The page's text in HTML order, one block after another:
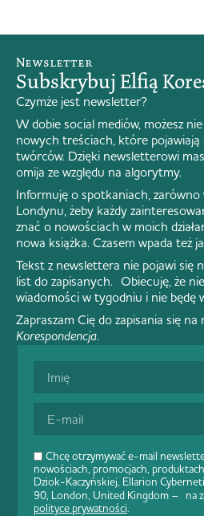
'Mięsny Statek’...
Chcę otrzymywać e-mail
nowościach, promocjach,
Dziok-Kaczyńskiej, Ellarion
90, London, United Kingdom – na
polityce prywatności.
Newsletter
Subskrybuj Elfią
Czymże jest newsletter?
W dobie social mediów, możesz
nowych treściach, które
twórców. Dzięki newsletterowi
omija ze względu na algorytmy.
Informuję o spotkaniach, zarówno
Londynu, żeby każdy
znać o nowościach w moich
nowa książka. Czasem wpada też
Tekst z newslettera nie pojawi się
list do zapisanych. Obiecuję, że
wiadomości w tygodniu i nie będę
Zapraszam Cię do zapisania się
Korespondencja.